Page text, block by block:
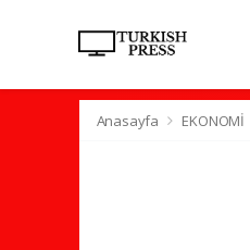
Anasayfa EKONOMİ